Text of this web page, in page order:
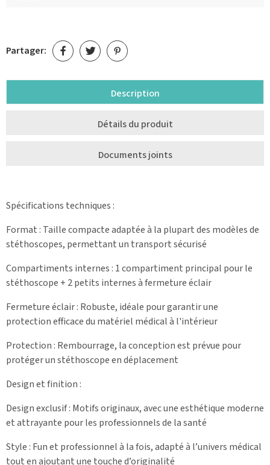
Partager:
Description
Détails du produit
Documents joints
Spécifications techniques :
Format : Taille compacte adaptée à la plupart des modèles de
stéthoscopes, permettant un transport sécurisé
Compartiments internes : 1 compartiment principal pour le
stéthoscope + 2 petits internes à fermeture éclair
Fermeture éclair : Robuste, idéale pour garantir une
protection efficace du matériel médical à l'intérieur
Protection : Rembourrage, la conception est prévue pour
protéger un stéthoscope en déplacement
Design et finition :
Design exclusif : Motifs originaux, avec une esthétique moderne
et attrayante pour les professionnels de la santé
Style : Fun et professionnel à la fois, adapté à l’univers médical
tout en ajoutant une touche d’originalité